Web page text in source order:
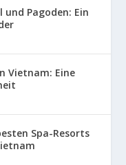
Pagoden: Ein
Vietnam: Eine
Spa-Resorts